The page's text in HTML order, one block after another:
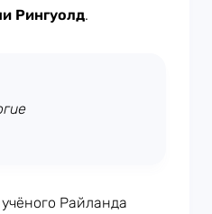
Рингуолд.
Райланда